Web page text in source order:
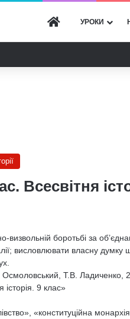
ГОЛОВНА
УРОКИ
Всесвітня
визвольній боротьбі за
висловлювати власну думку
Осмоловський, Т.В. Ладиченко,
історія. 9 клас»
«конституційна